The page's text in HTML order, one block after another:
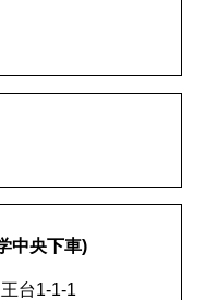
中央下車)
台1-1-1